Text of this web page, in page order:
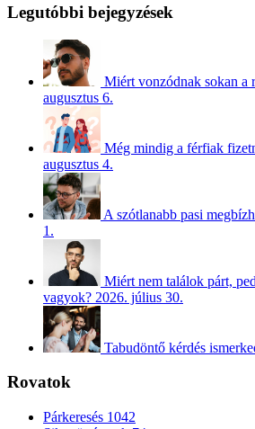
Legutóbbi bejegyzések
Miért vonzódnak sokan a
augusztus 6.
Még mindig a férfiak
augusztus 4.
A szótlanabb pasi
1.
Miért nem találok párt,
vagyok? 2026. július 30.
Tabudöntő kérdés
Rovatok
Párkeresés 1042